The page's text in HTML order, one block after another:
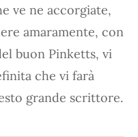
ve ne accorgiate,
amaramente, con
buon Pinketts, vi
che vi farà
grande scrittore.